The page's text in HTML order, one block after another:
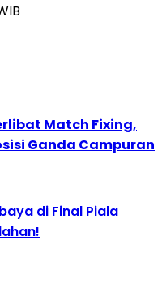
Match Fixing,
Ganda Campuran
di Final Piala